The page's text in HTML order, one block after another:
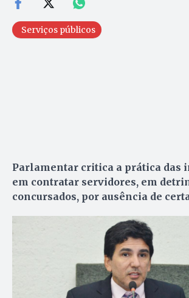
Serviços públicos
Parlamentar critica a prática das
em contratar servidores, em
concursados, por ausência de